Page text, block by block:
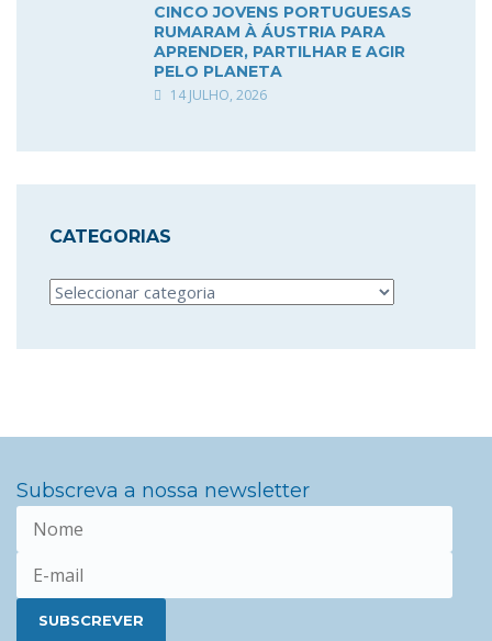
CINCO JOVENS PORTUGUESAS
RUMARAM À ÁUSTRIA PARA
APRENDER, PARTILHAR E AGIR
PELO PLANETA
14 JULHO, 2026
CATEGORIAS
Categorias
Subscreva a nossa newsletter